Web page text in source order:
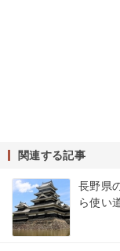
関連する記事
長野県
ら使い